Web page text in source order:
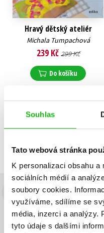
Souhlas
Tato webová stránka
K personalizaci obsahu
sociálních médií a
soubory cookies.
využíváme, sdílíme se
média, inzerci a analýzy.
tyto údaje s dalšími
Hravý dětský ateliér
Michala Tumpachová
239 Kč 299 Kč
Do košíku
Zobrazuji 1 až 2 z celkem 2
Budete to vědět
Zajímá Vás, jaký knižní hit
sleva, jaká běží soutěž o ceny?